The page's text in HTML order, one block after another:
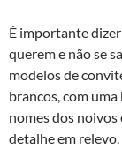
É importante
querem e não se
modelos de
brancos, com
nomes dos
detalhe em relevo.